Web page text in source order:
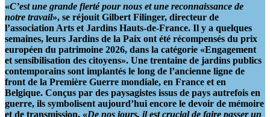
«C’est une grande fierté pour nous et une reconnaissance de
notre travail», se réjouit Gilbert Filinger, directeur de
l’association Arts et Jardins Hauts-de-France. Il y a quelques
semaines, leurs Jardins de la Paix ont été récompensés du prix
européen du patrimoine 2026, dans la catégorie «Engagement
et sensibilisation des citoyens». Une trentaine de jardins publics
contemporains sont implantés le long de l’ancienne ligne de
front de la Première Guerre mondiale, en France et en
Belgique. Conçus par des paysagistes issus de pays autrefois en
guerre, ils symbolisent aujourd’hui encore le devoir de mémoire
et de transmission. «De nos jours, il est crucial de faire passer un